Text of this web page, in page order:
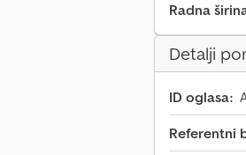
Radna
Detalji
ID oglasa:
Referentni